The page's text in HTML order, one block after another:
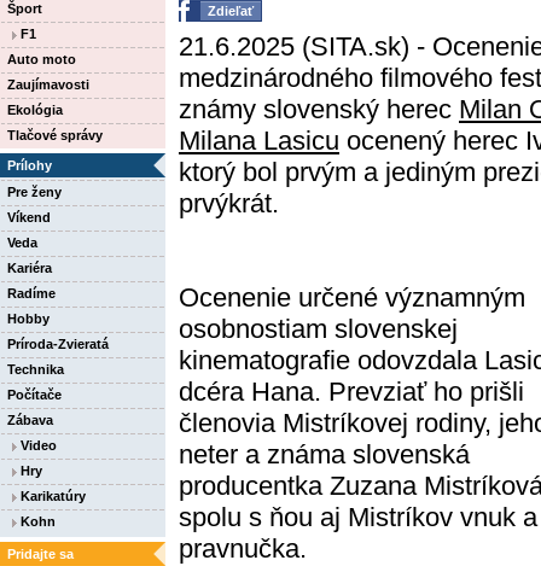
Šport
F1
Auto moto
Zaujímavosti
Ekológia
Tlačové správy
Prílohy
Pre ženy
Víkend
Veda
Kariéra
Radíme
Hobby
Príroda-Zvieratá
Technika
Počítače
Zábava
Video
Hry
Karikatúry
Kohn
Pridajte sa
Zdieľať
21.6.2025 (SITA.sk) -
medzinárodného filmového
známy slovenský herec Milan
Milana Lasicu ocenený herec
ktorý bol prvým a jediným
prvýkrát.
Ocenenie určené významným
osobnostiam slovenskej
kinematografie odovzdala
dcéra Hana. Prevziať ho prišli
členovia Mistríkovej rodiny,
neter a známa slovenská
producentka Zuzana
spolu s ňou aj Mistríkov vnuk a
pravnučka.